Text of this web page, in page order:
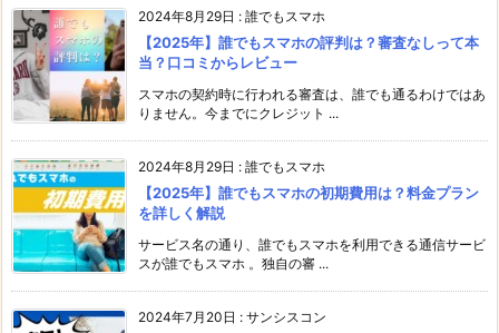
2024年8月29日 : 誰でもスマホ
【2025年】誰でもスマホの評判は？審査なしって本
当？口コミからレビュー
スマホの契約時に行われる審査は、誰でも通るわけではあ
りません。今までにクレジット ...
2024年8月29日 : 誰でもスマホ
【2025年】誰でもスマホの初期費用は？料金プラン
を詳しく解説
サービス名の通り、誰でもスマホを利用できる通信サービ
スが誰でもスマホ 。独自の審 ...
2024年7月20日 : サンシスコン